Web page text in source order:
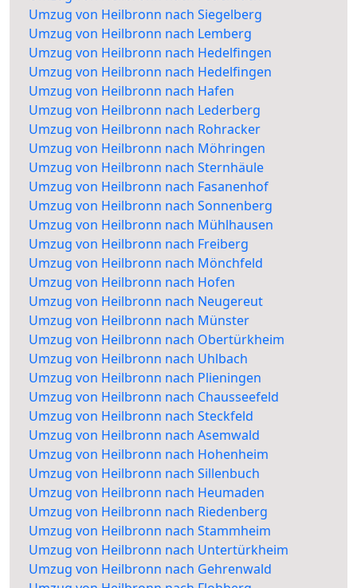
Umzug von Heilbronn nach Siegelberg
Umzug von Heilbronn nach Lemberg
Umzug von Heilbronn nach Hedelfingen
Umzug von Heilbronn nach Hedelfingen
Umzug von Heilbronn nach Hafen
Umzug von Heilbronn nach Lederberg
Umzug von Heilbronn nach Rohracker
Umzug von Heilbronn nach Möhringen
Umzug von Heilbronn nach Sternhäule
Umzug von Heilbronn nach Fasanenhof
Umzug von Heilbronn nach Sonnenberg
Umzug von Heilbronn nach Mühlhausen
Umzug von Heilbronn nach Freiberg
Umzug von Heilbronn nach Mönchfeld
Umzug von Heilbronn nach Hofen
Umzug von Heilbronn nach Neugereut
Umzug von Heilbronn nach Münster
Umzug von Heilbronn nach Obertürkheim
Umzug von Heilbronn nach Uhlbach
Umzug von Heilbronn nach Plieningen
Umzug von Heilbronn nach Chausseefeld
Umzug von Heilbronn nach Steckfeld
Umzug von Heilbronn nach Asemwald
Umzug von Heilbronn nach Hohenheim
Umzug von Heilbronn nach Sillenbuch
Umzug von Heilbronn nach Heumaden
Umzug von Heilbronn nach Riedenberg
Umzug von Heilbronn nach Stammheim
Umzug von Heilbronn nach Untertürkheim
Umzug von Heilbronn nach Gehrenwald